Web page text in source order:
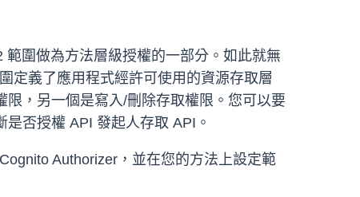
圍做為方法層級授權的一部分。如此就無
定義了應用程式經許可使用的資源存取層
，另一個是寫入/刪除存取權限。您可以要
否授權 API 發起人存取 API。
Authorizer，並在您的方法上設定範